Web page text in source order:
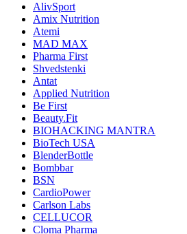
AlivSport
Amix Nutrition
Atemi
MAD MAX
Pharma First
Shvedstenki
Antat
Applied Nutrition
Be First
Beauty.Fit
BIOHACKING MANTRA
BioTech USA
BlenderBottle
Bombbar
BSN
CardioPower
Carlson Labs
CELLUCOR
Cloma Pharma